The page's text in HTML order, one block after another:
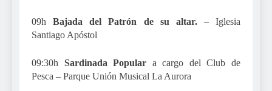
09hBajada del Patrón de su altar.– Iglesia
Santiago Apóstol
09:30h Sardinada Popular a cargo del Club de
Pesca – Parque Unión Musical La Aurora